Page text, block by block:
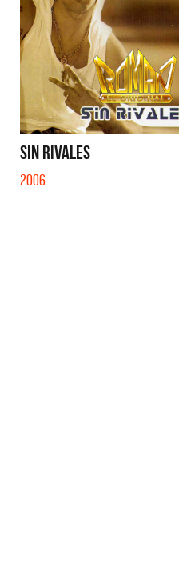
SIN RIVALES
2006
Benito Cerati
EN EL CIBER (LADO BE) - EP